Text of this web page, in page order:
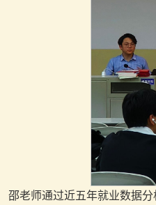
邵老师通过近五年就业数据